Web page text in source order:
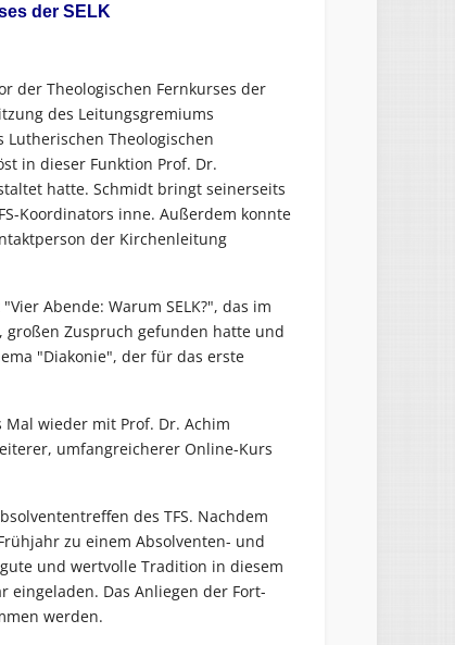
der SELK
der Theologischen Fernkurses der
des Leitungsgremiums
Theologischen
in dieser Funktion Prof. Dr.
hatte. Schmidt bringt seinerseits
Koordinators inne. Außerdem konnte
der Kirchenleitung
Abende: Warum SELK?", das im
Zuspruch gefunden hatte und
"Diakonie", der für das erste
wieder mit Prof. Dr. Achim
umfangreicherer Online-Kurs
des TFS. Nachdem
zu einem Absolventen- und
und wertvolle Tradition in diesem
eingeladen. Das Anliegen der Fort-
werden.